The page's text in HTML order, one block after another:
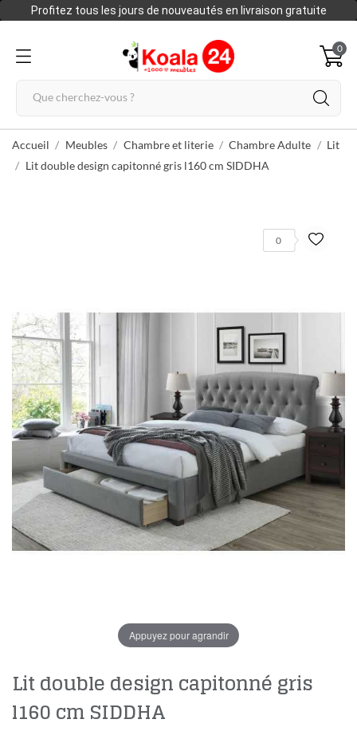
Profitez tous les jours de nouveautés en livraison gratuite
0
Accueil Meubles Chambre et literie Chambre Adulte
Lit
Lit double design capitonné gris l160 cm SIDDHA
Appuyez pour agrandir
0
Lit double design capitonné gris
l160 cm SIDDHA